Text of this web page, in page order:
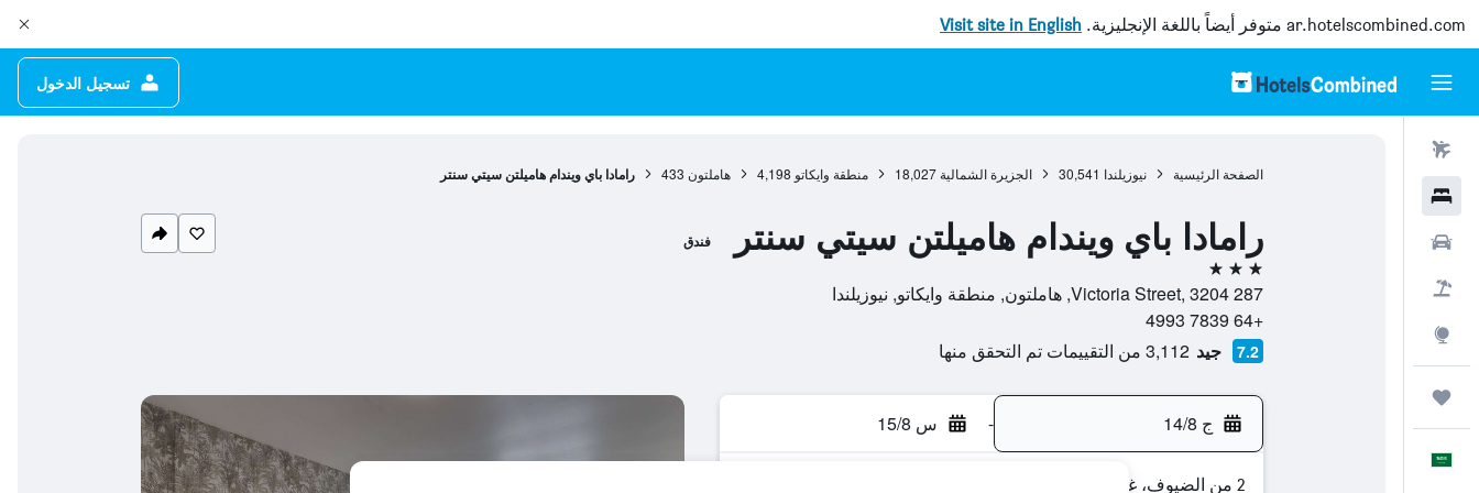
ar.hotelscombined.com متوفر أيضاً باللغة الإنجليزية. Visit site in English
تسجيل الدخول
الصفحة الرئيسية نيوزيلندا 30,541 الجزيرة الشمالية 18,027 منطقة وايكاتو 4,198 هاملتون 433 رامادا باي ويندام هاميلتن سيتي سنتر
رامادا باي ويندام هاميلتن سيتي سنتر فندق
3 نجوم
287 Victoria Street, 3204, هاملتون, منطقة وايكاتو, نيوزيلندا
+64 7839 4993
7.2 جيد 3,112 من التقييمات تم التحقق منها
ج 14/8 - س 15/8
2 من الضيوف، غرفة واحدة